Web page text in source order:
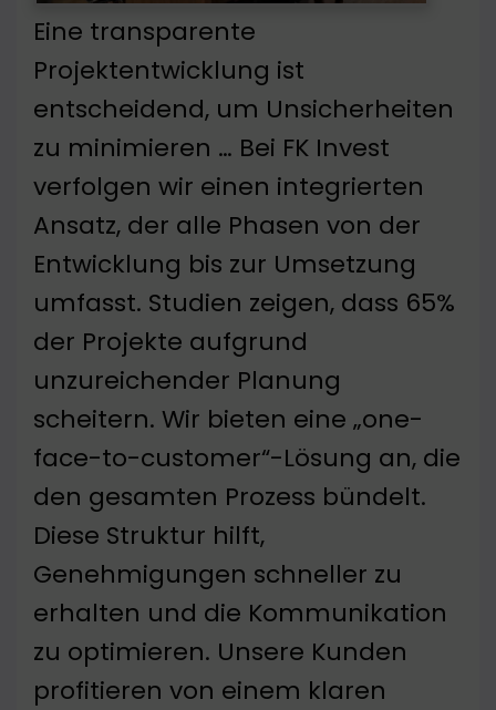
Eine transparente
Projektentwicklung ist
entscheidend, um Unsicherheiten
zu minimieren … Bei FK Invest
verfolgen wir einen integrierten
Ansatz, der alle Phasen von der
Entwicklung bis zur Umsetzung
umfasst. Studien zeigen, dass 65%
der Projekte aufgrund
unzureichender Planung
scheitern. Wir bieten eine „one-
face-to-customer“-Lösung an, die
den gesamten Prozess bündelt.
Diese Struktur hilft,
Genehmigungen schneller zu
erhalten und die Kommunikation
zu optimieren. Unsere Kunden
profitieren von einem klaren